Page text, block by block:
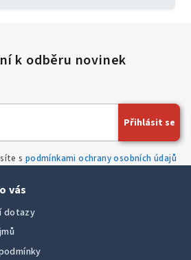
s podmínkami ochrany osobních údajů
Přihlásit se
vás
dotazy